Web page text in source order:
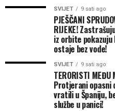
SVIJET 9 sati ago
PJEŠČANI
RIJEKE!
iz orbite pokazuju
ostaje bez vode!
SVIJET 9 sati ago
TERORISTI MEĐU
Protjerani opasni
vratili u Španiju,
službe u panici!